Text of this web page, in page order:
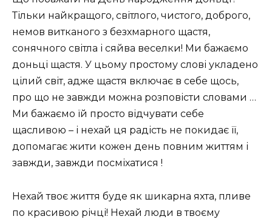
Тільки найкращого, світлого, чистого, доброго,
немов витканого з безхмарного щастя,
сонячного світла і сяйва веселки! Ми бажаємо
доньці щастя. У цьому простому слові укладено
цілий світ, адже щастя включає в себе щось,
про що не завжди можна розповісти словами …
Ми бажаємо їй просто відчувати себе
щасливою – і нехай ця радість не покидає її,
допомагає жити кожен день повним життям і
завжди, завжди посміхатися !
Нехай твоє життя буде як шикарна яхта, пливе
по красивою річці! Нехай люди в твоєму